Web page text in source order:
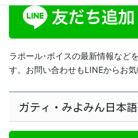
ラポール･ボイスの最新情報など
す。お問い合わせもLINEからお気
ガティ・みよみん日本